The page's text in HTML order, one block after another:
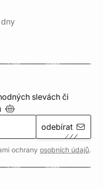
slevách či
odebírat
ochrany osobních údajů.